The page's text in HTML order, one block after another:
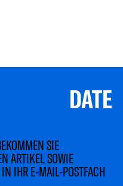
SIE
ARTIKEL SOWIE
IHR E-MAIL-POSTFACH